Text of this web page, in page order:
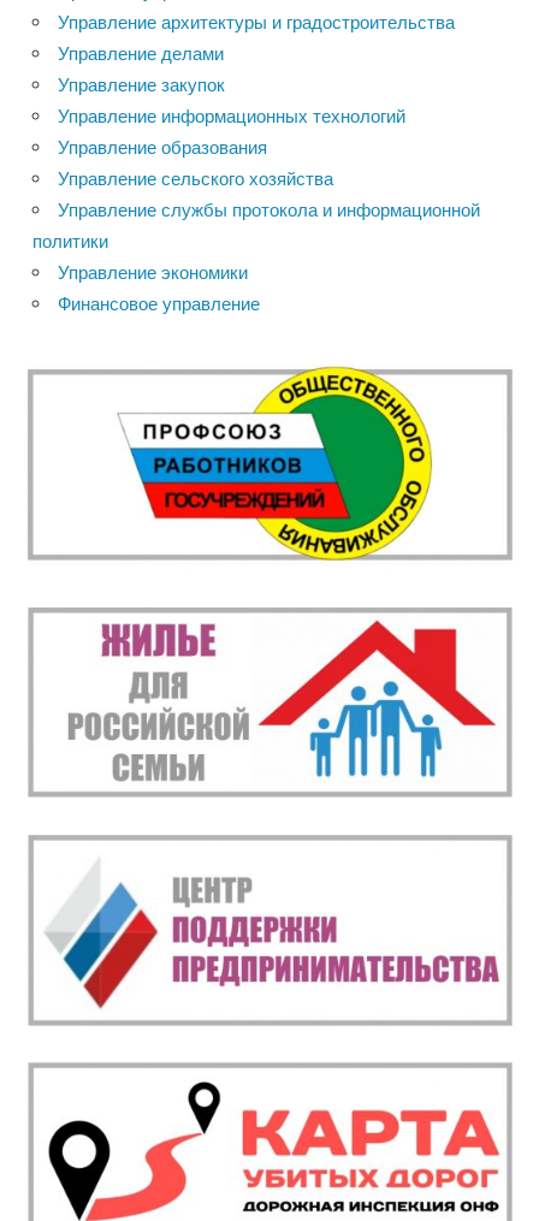
Управление архитектуры и градостроительства
Управление делами
Управление закупок
Управление информационных технологий
Управление образования
Управление сельского хозяйства
Управление службы протокола и информационной
политики
Управление экономики
Финансовое управление